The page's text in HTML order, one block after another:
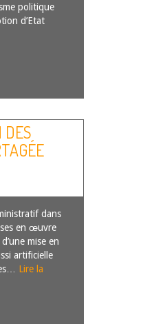
politique
d’Etat
dans
en œuvre
mise en
artificielle
Lire la